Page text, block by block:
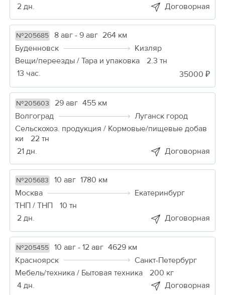
2 дн.
Договорная
№205685 8 авг - 9 авг 264 км
Буденновск
Кизляр
Вещи/переезды / Тара и упаковка
2.3 тн
13 час.
35000 ₽
№205603 29 авг 455 км
Волгоград
Луганск город
Сельскохоз. продукция / Кормовые/пищевые добав
ки
22 тн
21 дн.
Договорная
№205683 10 авг 1780 км
Москва
Екатеринбург
ТНП / ТНП
10 тн
2 дн.
Договорная
№205455 10 авг - 12 авг 4629 км
Красноярск
Санкт-Петербург
Мебель/техника / Бытовая техника
200 кг
4 дн.
Договорная